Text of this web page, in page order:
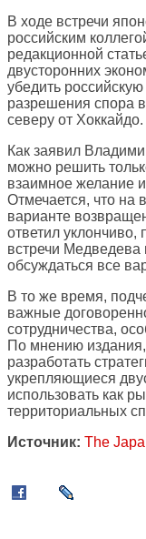
В ходе встречи
российским
редакционной
двусторонних
убедить
разрешения спора
северу от Хоккайдо.
Как заявил
можно решить
взаимное желание
Отмечается, что на
варианте
ответил уклончиво,
встречи Медведева
обсуждаться все
В то же время,
важные
сотрудничества,
По мнению
разработать
укрепляющиеся
использовать как
территориальных
Источник: The